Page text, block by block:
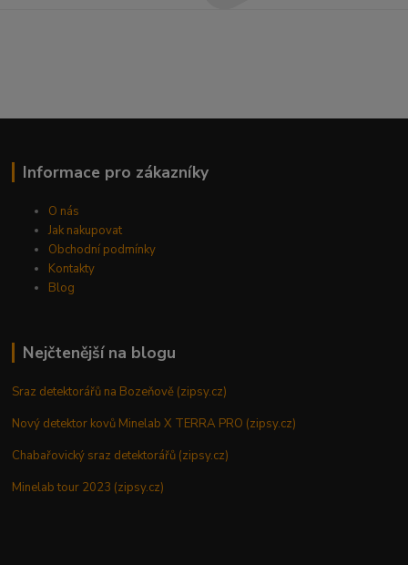
Informace pro zákazníky
O nás
Jak nakupovat
Obchodní podmínky
Kontakty
Blog
Nejčtenější na blogu
Sraz detektorářů na Bozeňově (zipsy.cz)
Nový detektor kovů Minelab X TERRA PRO (zipsy.cz)
Chabařovický sraz detektorářů (zipsy.cz)
Minelab tour 2023 (zipsy.cz)